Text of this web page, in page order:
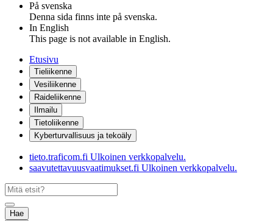
På svenska
Denna sida finns inte på svenska.
In English
This page is not available in English.
Etusivu
Tieliikenne
Vesiliikenne
Raideliikenne
Ilmailu
Tietoliikenne
Kyberturvallisuus ja tekoäly
tieto.traficom.fi Ulkoinen verkkopalvelu.
saavutettavuusvaatimukset.fi Ulkoinen verkkopalvelu.
Hae